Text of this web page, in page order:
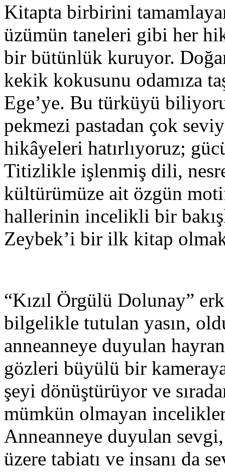
Kitapta birbirini
üzümün taneleri gibi her
bir bütünlük kuruyor.
kekik kokusunu odamıza
Ege’ye. Bu türküyü
pekmezi pastadan çok
hikâyeleri hatırlıyoruz;
Titizlikle işlenmiş dili,
kültürümüze ait özgün
hallerinin incelikli bir
Zeybek’i bir ilk kitap
“Kızıl Örgülü Dolunay”
bilgelikle tutulan yasın,
anneanneye duyulan
gözleri büyülü bir
şeyi dönüştürüyor ve
mümkün olmayan
Anneanneye duyulan
üzere tabiatı ve insanı da